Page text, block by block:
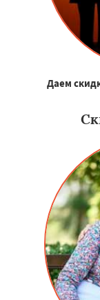
Даем